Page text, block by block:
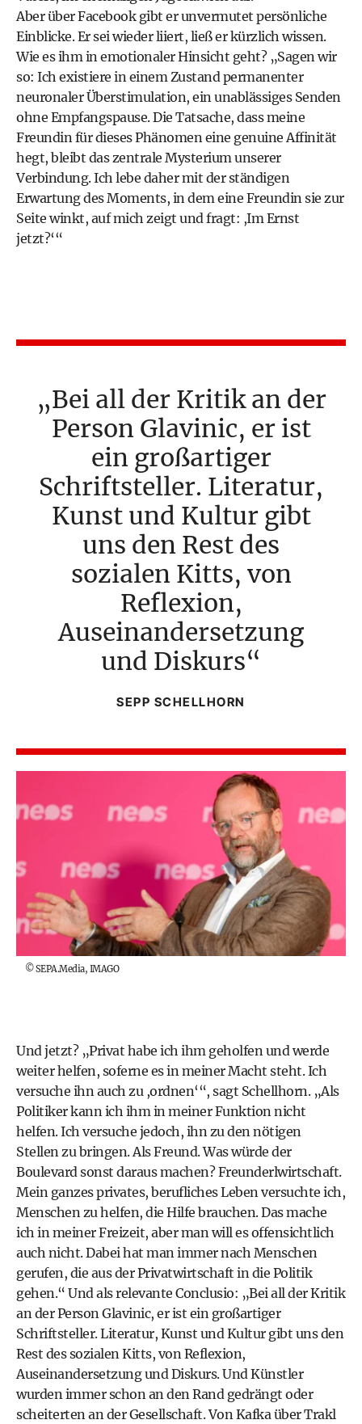
Aber über Facebook gibt er unvermutet persönliche
Einblicke. Er sei wieder liiert, ließ er kürzlich wissen.
Wie es ihm in emotionaler Hinsicht geht? „Sagen wir
so: Ich existiere in einem Zustand permanenter
neuronaler Überstimulation, ein unablässiges Senden
ohne Empfangspause. Die Tatsache, dass meine
Freundin für dieses Phänomen eine genuine Affinität
hegt, bleibt das zentrale Mysterium unserer
Verbindung. Ich lebe daher mit der ständigen
Erwartung des Moments, in dem eine Freundin sie zur
Seite winkt, auf mich zeigt und fragt: ,Im Ernst
jetzt?‘“
Bei all der Kritik an der
Person Glavinic, er ist
ein großartiger
Schriftsteller. Literatur,
Kunst und Kultur gibt
uns den Rest des
sozialen Kitts, von
Reflexion,
Auseinandersetzung
und Diskurs
SEPP SCHELLHORN
©SEPA.Media, IMAGO
Und jetzt? „Privat habe ich ihm geholfen und werde
weiter helfen, soferne es in meiner Macht steht. Ich
versuche ihn auch zu ,ordnen‘“, sagt Schellhorn. „Als
Politiker kann ich ihm in meiner Funktion nicht
helfen. Ich versuche jedoch, ihn zu den nötigen
Stellen zu bringen. Als Freund. Was würde der
Boulevard sonst daraus machen? Freunderlwirtschaft.
Mein ganzes privates, berufliches Leben versuchte ich,
Menschen zu helfen, die Hilfe brauchen. Das mache
ich in meiner Freizeit, aber man will es offensichtlich
auch nicht. Dabei hat man immer nach Menschen
gerufen, die aus der Privatwirtschaft in die Politik
gehen.“ Und als relevante Conclusio: „Bei all der Kritik
an der Person Glavinic, er ist ein großartiger
Schriftsteller. Literatur, Kunst und Kultur gibt uns den
Rest des sozialen Kitts, von Reflexion,
Auseinandersetzung und Diskurs. Und Künstler
wurden immer schon an den Rand gedrängt oder
scheiterten an der Gesellschaft. Von Kafka über Trakl